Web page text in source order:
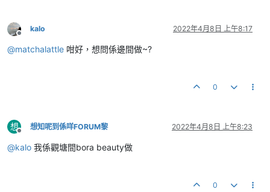
離線
kalo 2022年4月8日 上午8:17
@matchalattle 咁好，想問係邊間做~?
0
想
離線
想知呢到係咩FORUM黎 2022年4月8日 上午8:23
@kalo 我係觀塘間bora beauty做
0